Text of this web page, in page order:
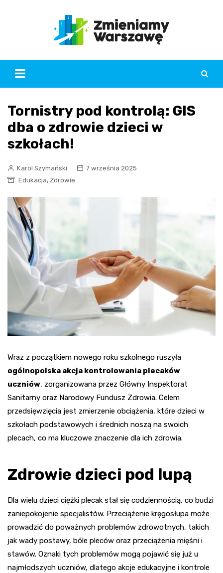
Tornistry pod kontrolą: GIS
dba o zdrowie dzieci w
szkołach!
Karol Szymański
7 września 2025
Edukacja, Zdrowie
Wraz z początkiem nowego roku szkolnego ruszyła
ogólnopolska akcja kontrolowania plecaków
uczniów, zorganizowana przez Główny Inspektorat
Sanitarny oraz Narodowy Fundusz Zdrowia. Celem
przedsięwzięcia jest zmierzenie obciążenia, które dzieci w
szkołach podstawowych i średnich noszą na swoich
plecach, co ma kluczowe znaczenie dla ich zdrowia.
Zdrowie dzieci pod lupą
Dla wielu dzieci ciężki plecak stał się codziennością, co budzi
zaniepokojenie specjalistów. Przeciążenie kręgosłupa może
prowadzić do poważnych problemów zdrowotnych, takich
jak wady postawy, bóle pleców oraz przeciążenia mięśni i
stawów. Oznaki tych problemów mogą pojawić się już u
najmłodszych uczniów, dlatego akcje edukacyjne i kontrole